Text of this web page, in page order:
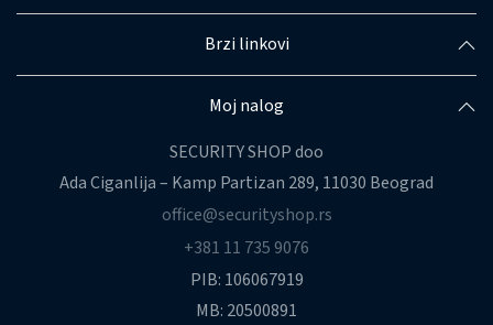
Brzi linkovi
Moj nalog
SECURITY SHOP doo
Ada Ciganlija – Kamp Partizan 289, 11030 Beograd
office@securityshop.rs
+381 11 735 9076
PIB: 106067919
MB: 20500891